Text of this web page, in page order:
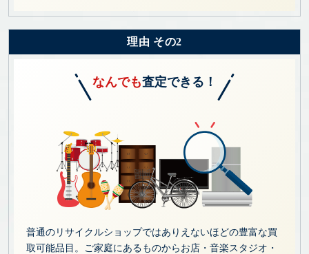
理由 その2
なんでも査定できる！
普通のリサイクルショップではありえないほどの豊富な買
取可能品目。ご家庭にあるものからお店・音楽スタジオ・